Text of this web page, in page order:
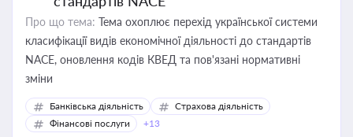
Про що тема: Тема охоплює перехід української системи
класифікації видів економічної діяльності до стандартів
NACE, оновлення кодів КВЕД та пов'язані нормативні
зміни
Банківська діяльність
Страхова діяльність
Фінансові послуги
+13